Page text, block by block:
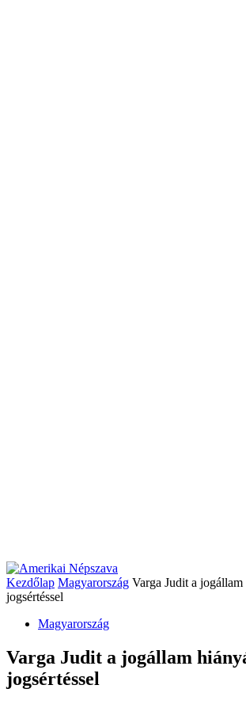
Kezdőlap Magyarország Varga Judit a
jogsértéssel
Magyarország
Varga Judit a jogállam
jogsértéssel